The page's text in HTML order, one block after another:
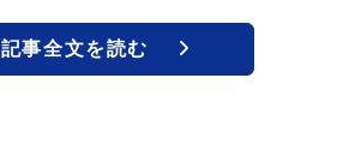
記事全文を読む